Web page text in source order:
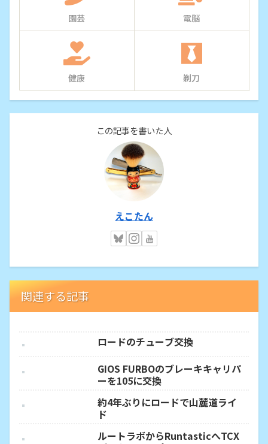
園芸 電脳
健康 剃刀
この記事を書いた人
えこたん
関連する記事
ロードのチューブ交換
GIOS FURBOのブレーキキャリパ
ーを105に交換
約4年ぶりにロードで山麓道ライ
ド
ルートラボからRuntasticへTCX